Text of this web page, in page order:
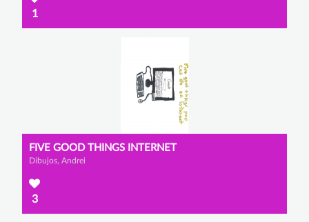
1
FIVE GOOD THINGS INTERNET
Dibujos, Andrei
3